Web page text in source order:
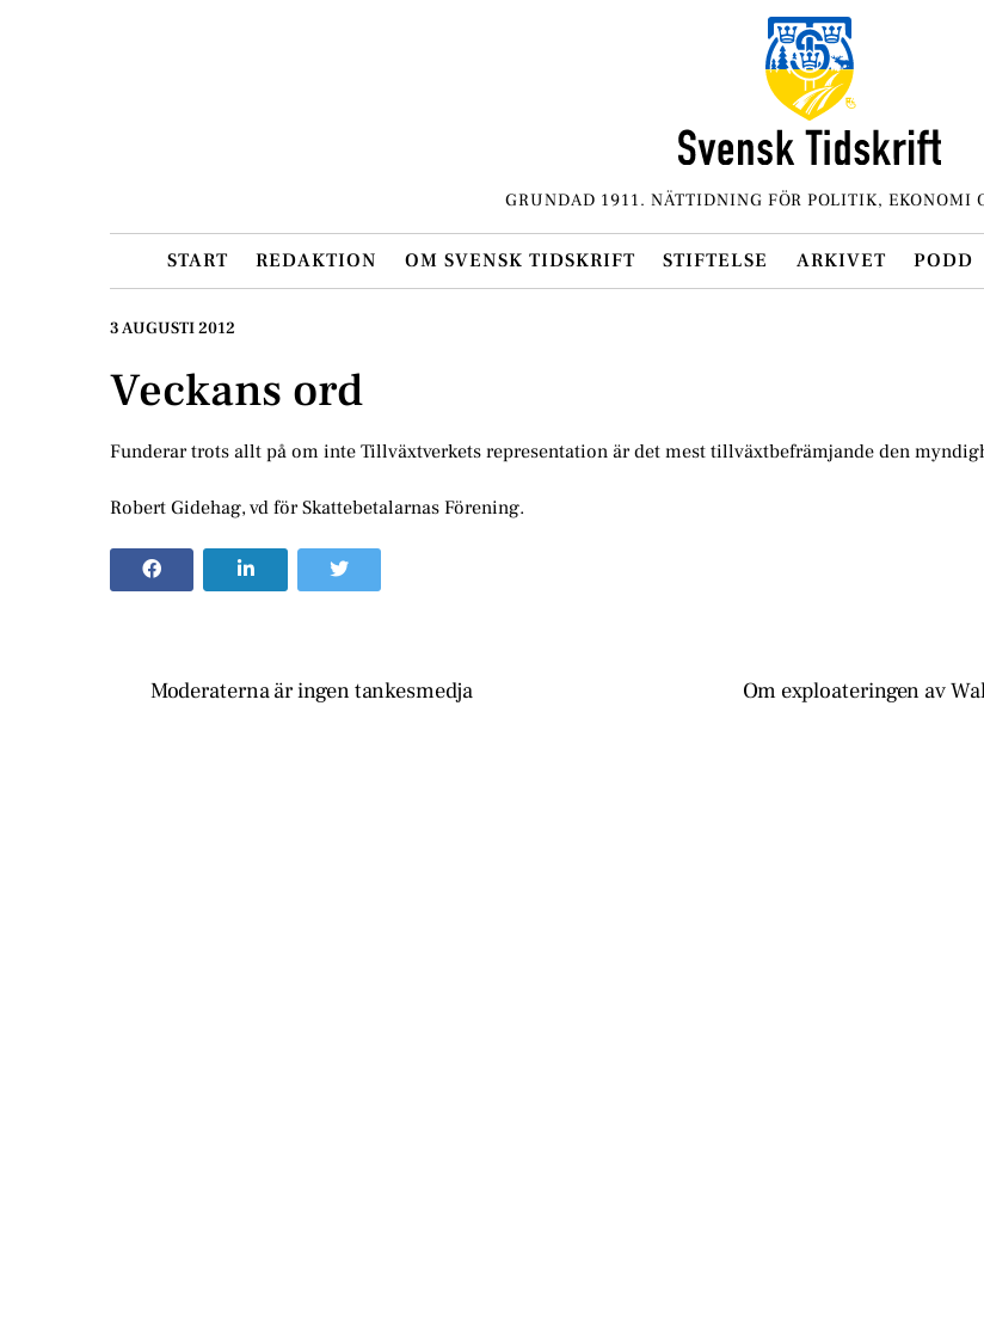
GRUNDAD 1911. NÄTTIDNING FÖR POLITIK, EKONOMI
START REDAKTION OM SVENSK TIDSKRIFT STIFTELSE ARKIVET PODD
3 AUGUSTI 2012
Veckans ord
Funderar trots allt på om inte Tillväxtverkets representation är det mest tillväxtbefrämjande den
Robert Gidehag, vd för Skattebetalarnas Förening.
Moderaterna är ingen tankesmedja Om exploateringen av